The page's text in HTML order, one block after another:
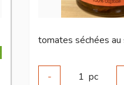
-
1 pc